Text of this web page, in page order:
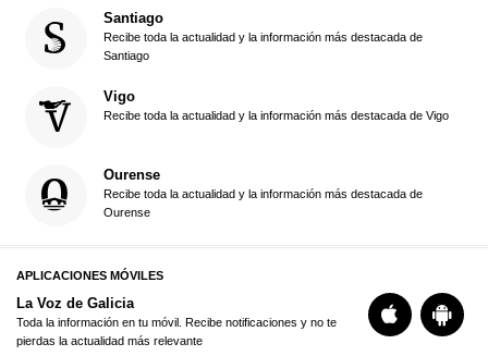
Santiago
Recibe toda la actualidad y la información más destacada de
Santiago
Vigo
Recibe toda la actualidad y la información más destacada de Vigo
Ourense
Recibe toda la actualidad y la información más destacada de
Ourense
APLICACIONES MÓVILES
La Voz de Galicia
Toda la información en tu móvil. Recibe notificaciones y no te
pierdas la actualidad más relevante